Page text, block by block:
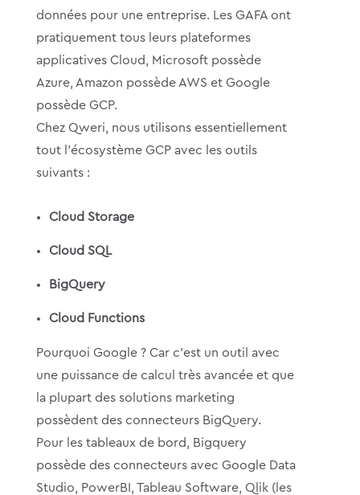
données pour une entreprise. Les GAFA ont
pratiquement tous leurs plateformes
applicatives Cloud, Microsoft possède
Azure, Amazon possède AWS et Google
possède GCP.
Chez Qweri, nous utilisons essentiellement
tout l’écosystème GCP avec les outils
suivants :
Cloud Storage
Cloud SQL
BigQuery
Cloud Functions
Pourquoi Google ? Car c’est un outil avec
une puissance de calcul très avancée et que
la plupart des solutions marketing
possèdent des connecteurs BigQuery.
Pour les tableaux de bord, Bigquery
possède des connecteurs avec Google Data
Studio, PowerBI, Tableau Software, Qlik (les